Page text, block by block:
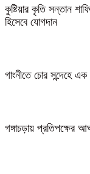
কুষ্টিয়ার কৃতি সন্তান
হিসেবে যোগদান
গাংনীতে চোর সন্দেহে
গঙ্গাচড়ায় প্রতিপক্ষের